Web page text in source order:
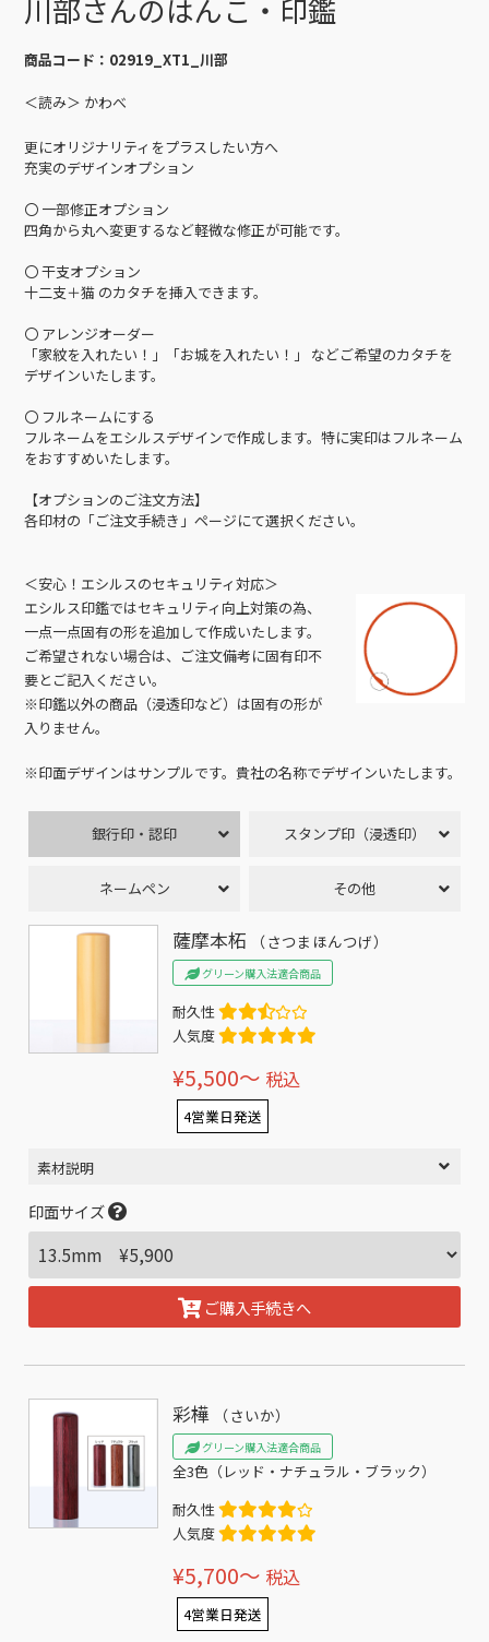
川部さんのはんこ・印鑑
商品コード： 02919_XT1_川部
＜読み＞ かわべ
更にオリジナリティをプラスしたい方へ
充実のデザインオプション
〇 一部修正オプション
四角から丸へ変更するなど軽微な修正が可能です。
〇 干支オプション
十二支＋猫 のカタチを挿入できます。
〇 アレンジオーダー
「家紋を入れたい！」「お城を入れたい！」 などご希望のカタチを
デザインいたします。
〇 フルネームにする
フルネームをエシルスデザインで作成します。特に実印はフルネーム
をおすすめいたします。
【オプションのご注文方法】
各印材の「ご注文手続き」ページにて選択ください。
＜安心！エシルスのセキュリティ対応＞
エシルス印鑑ではセキュリティ向上対策の為、
一点一点固有の形を追加して作成いたします。
ご希望されない場合は、ご注文備考に固有印不
要とご記入ください。
※印鑑以外の商品（浸透印など）は固有の形が
入りません。
※印面デザインはサンプルです。貴社の名称でデザインいたします。
銀行印・認印 スタンプ印（浸透印）
ネームペン その他
薩摩本柘 （さつまほんつげ）
グリーン購入法適合商品
耐久性
人気度
¥5,500〜 税込
4営業日発送
素材説明
印面サイズ
ご購入手続きへ
彩樺 （さいか）
グリーン購入法適合商品
全3色（レッド・ナチュラル・ブラック）
耐久性
人気度
¥5,700〜 税込
4営業日発送